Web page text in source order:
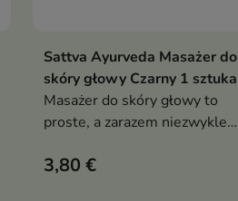
Pokaż szczegóły
Sattva Ayurveda Masażer do
skóry głowy Czarny 1 sztuka
Masażer do skóry głowy to
proste, a zarazem niezwykle
wspomagające pielęgnację
3,80 €